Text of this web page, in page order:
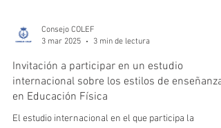
3 mar 2025
3 min de lectura